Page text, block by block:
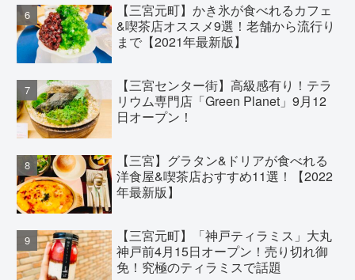
【三宮元町】かき氷が食べれるカフェ
&喫茶店オススメ9選！老舗から流行り
まで【2021年最新版】
【三宮センター街】高級感有り！テラ
リウム専門店「Green Planet」9月12
日オープン！
【三宮】グラタン&ドリアが食べれる
洋食屋&喫茶店おすすめ11選！【2022
年最新版】
【三宮元町】「神戸ティラミス」大丸
神戸前4月15日オープン！売り切れ御
免！究極のティラミスで話題